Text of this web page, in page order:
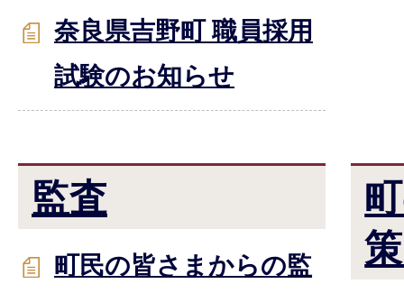
奈良県吉野町 職員採用
試験のお知らせ
監査
町民の皆さまからの監